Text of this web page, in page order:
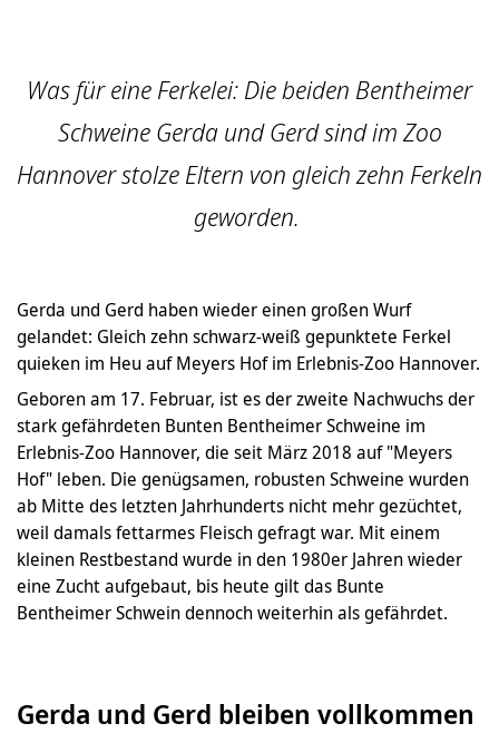
Was für eine Ferkelei: Die beiden Bentheimer
Schweine Gerda und Gerd sind im Zoo
Hannover stolze Eltern von gleich zehn Ferkeln
geworden.
Gerda und Gerd haben wieder einen großen Wurf
gelandet: Gleich zehn schwarz-weiß gepunktete Ferkel
quieken im Heu auf Meyers Hof im Erlebnis-Zoo Hannover.
Geboren am 17. Februar, ist es der zweite Nachwuchs der
stark gefährdeten Bunten Bentheimer Schweine im
Erlebnis-Zoo Hannover, die seit März 2018 auf "Meyers
Hof" leben. Die genügsamen, robusten Schweine wurden
ab Mitte des letzten Jahrhunderts nicht mehr gezüchtet,
weil damals fettarmes Fleisch gefragt war. Mit einem
kleinen Restbestand wurde in den 1980er Jahren wieder
eine Zucht aufgebaut, bis heute gilt das Bunte
Bentheimer Schwein dennoch weiterhin als gefährdet.
Gerda und Gerd bleiben vollkommen